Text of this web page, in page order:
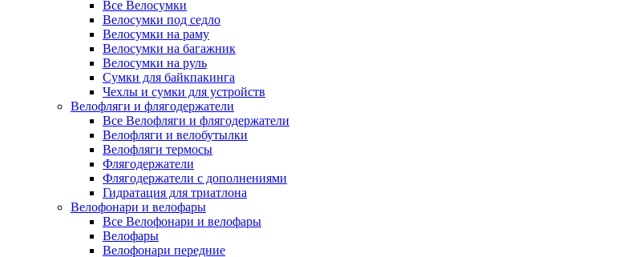
Все Велосумки
Велосумки под седло
Велосумки на раму
Велосумки на багажник
Велосумки на руль
Сумки для байкпакинга
Чехлы и сумки для устройств
Велофляги и флягодержатели
Все Велофляги и флягодержатели
Велофляги и велобутылки
Велофляги термосы
Флягодержатели
Флягодержатели с дополнениями
Гидратация для триатлона
Велофонари и велофары
Все Велофонари и велофары
Велофары
Велофонари передние